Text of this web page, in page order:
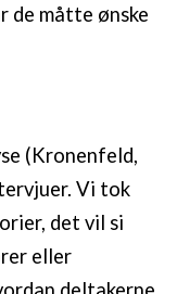
de måtte ønske
(Kronenfeld,
Vi tok
det vil si
eller